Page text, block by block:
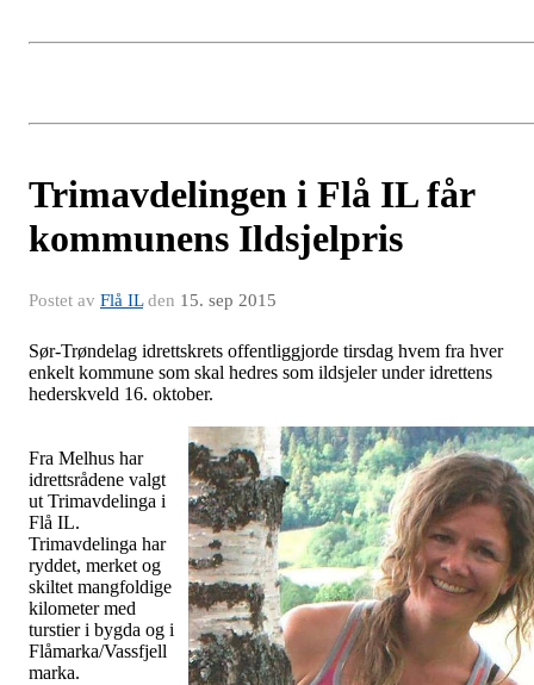
Trimavdelingen i Flå IL får
kommunens Ildsjelpris
Postet av Flå ILden 15. sep 2015
Sør-Trøndelag idrettskrets offentliggjorde tirsdag hvem fra hver
enkelt kommune som skal hedres som ildsjeler under idrettens
hederskveld 16. oktober.
Fra Melhus har
idrettsrådene valgt
ut Trimavdelinga i
Flå IL.
Trimavdelinga har
ryddet, merket og
skiltet mangfoldige
kilometer med
turstier i bygda og i
Flåmarka/Vassfjell
marka.